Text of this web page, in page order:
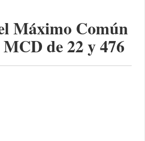
Máximo Común
de22y476